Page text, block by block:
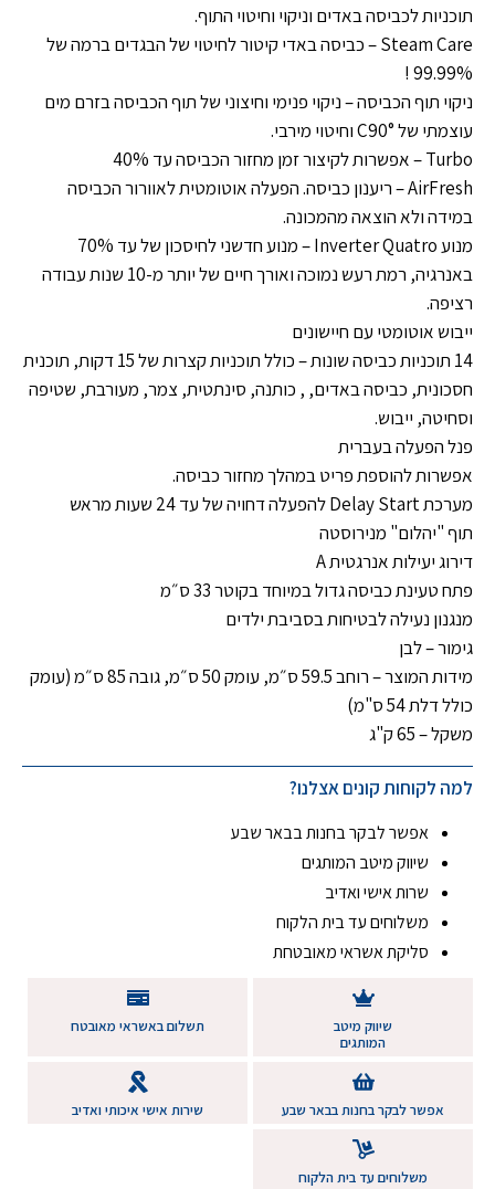
תוכניות לכביסה באדים וניקוי וחיטוי התוף.
Steam Care – כביסה באדי קיטור לחיטוי של הבגדים ברמה של
99.99% !
ניקוי תוף הכביסה – ניקוי פנימי וחיצוני של תוף הכביסה בזרם מים
עוצמתי של C90° וחיטוי מירבי.
Turbo – אפשרות לקיצור זמן מחזור הכביסה עד 40%
AirFresh – ריענון כביסה. הפעלה אוטומטית לאוורור הכביסה
במידה ולא הוצאה מהמכונה.
מנוע Inverter Quatro – מנוע חדשני לחיסכון של עד 70%
באנרגיה, רמת רעש נמוכה ואורך חיים של יותר מ-10 שנות עבודה
רציפה.
ייבוש אוטומטי עם חיישונים
14 תוכניות כביסה שונות – כולל תוכניות קצרות של 15 דקות, תוכנית
חסכונית, כביסה באדים, , כותנה, סינתטית, צמר, מעורבת, שטיפה
וסחיטה, ייבוש.
פנל הפעלה בעברית
אפשרות להוספת פריט במהלך מחזור כביסה.
מערכת Delay Start להפעלה דחויה של עד 24 שעות מראש
תוף "יהלום" מנירוסטה
דירוג יעילות אנרגטית A
פתח טעינת כביסה גדול במיוחד בקוטר 33 ס״מ
מנגנון נעילה לבטיחות בסביבת ילדים
גימור – לבן
מידות המוצר – רוחב 59.5 ס״מ, עומק 50 ס״מ, גובה 85 ס״מ (עומק
כולל דלת 54 ס"מ)
משקל – 65 ק"ג
למה לקוחות קונים אצלנו?
אפשר לבקר בחנות בבאר שבע
שיווק מיטב המותגים
שרות אישי ואדיב
משלוחים עד בית הלקוח
סליקת אשראי מאובטחת
שיווק מיטב
המותגים
תשלום באשראי מאובטח
אפשר לבקר בחנות בבאר שבע שירות אישי איכותי ואדיב
משלוחים עד בית הלקוח